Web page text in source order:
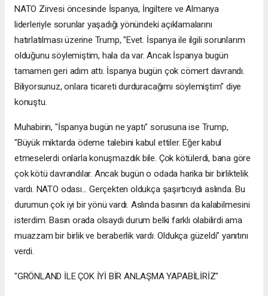
NATO Zirvesi öncesinde İspanya, İngiltere ve Almanya
liderleriyle sorunlar yaşadığı yönündeki açıklamalarını
hatırlatılması üzerine Trump, "Evet. İspanya ile ilgili sorunlarım
olduğunu söylemiştim, hala da var. Ancak İspanya bugün
tamamen geri adım attı. İspanya bugün çok cömert davrandı.
Biliyorsunuz, onlara ticareti durduracağımı söylemiştim" diye
konuştu.
Muhabirin, "İspanya bugün ne yaptı" sorusuna ise Trump,
"Büyük miktarda ödeme talebini kabul ettiler. Eğer kabul
etmeselerdi onlarla konuşmazdık bile. Çok kötülerdi, bana göre
çok kötü davrandılar. Ancak bugün o odada harika bir birliktelik
vardı. NATO odası... Gerçekten oldukça şaşırtıcıydı aslında. Bu
durumun çok iyi bir yönü vardı. Aslında basının da kalabilmesini
isterdim. Basın orada olsaydı durum belki farklı olabilirdi ama
muazzam bir birlik ve beraberlik vardı. Oldukça güzeldi" yanıtını
verdi.
"GRÖNLAND İLE ÇOK İYİ BİR ANLAŞMA YAPABİLİRİZ"